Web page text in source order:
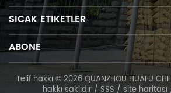
SICAK ETIKETLER
ABONE
Telif hakkı © 2026 QUANZHOU HUAFU
hakkı saklıdır / SSS / site haritası